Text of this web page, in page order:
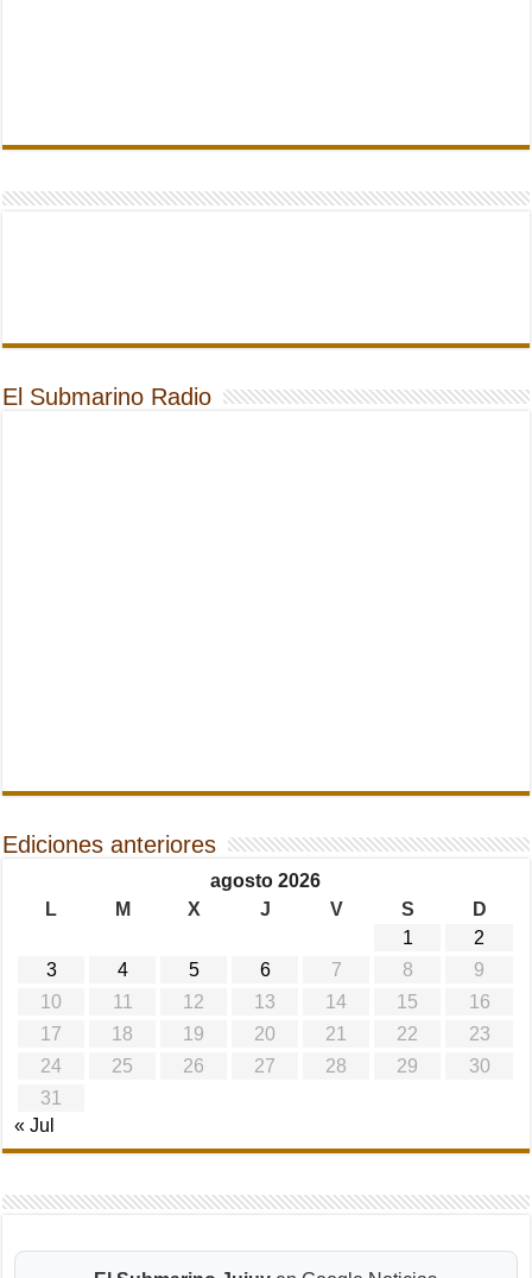
El Submarino Radio
Ediciones anteriores
agosto 2026
L
M X J V S
D
1
2
3
4 5 6 7 8
9
10
11 12 13 14 15
16
17
18 19 20 21 22
23
24
25 26 27 28 29
30
31
« Jul